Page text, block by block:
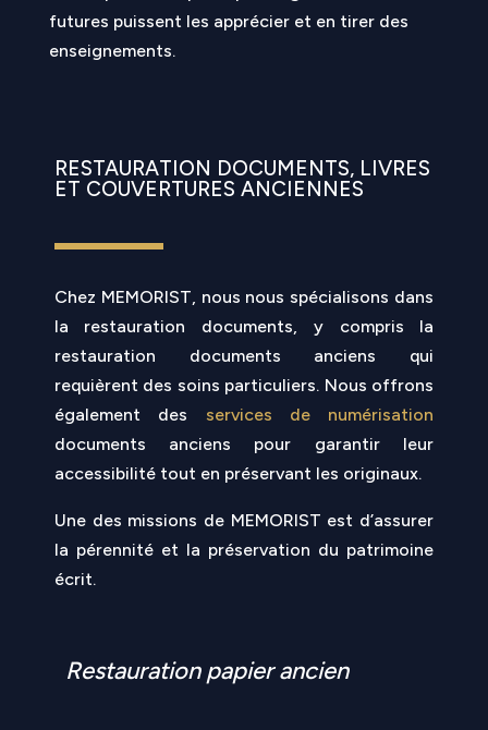
futures puissent les apprécier et en tirer des
enseignements.
RESTAURATION DOCUMENTS, LIVRES
ET COUVERTURES ANCIENNES
Chez MEMORIST, nous nous spécialisons dans
la restauration documents, y compris la
restauration documents anciens qui
requièrent des soins particuliers. Nous offrons
également des services de numérisation
documents anciens pour garantir leur
accessibilité tout en préservant les originaux.
Une des missions de MEMORIST est d’assurer
la pérennité et la préservation du patrimoine
écrit.
Restauration papier ancien